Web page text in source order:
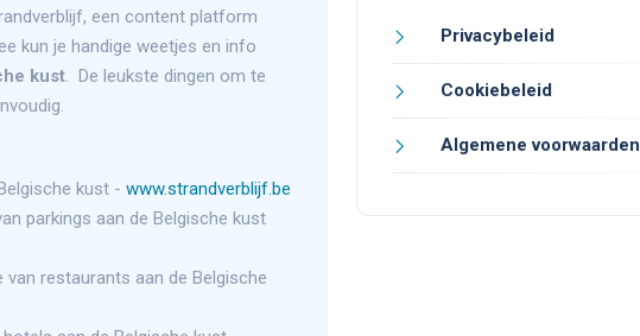
een content platform
kun je handige weetjes en info
kust. De leukste dingen om te
kust - www.strandverblijf.be
parkings aan de Belgische kust
restaurants aan de Belgische
Privacybeleid
Cookiebeleid
Algemene voorwaarden